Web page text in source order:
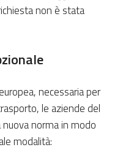
non è stata
necessaria per
le aziende del
norma in modo
modalità: